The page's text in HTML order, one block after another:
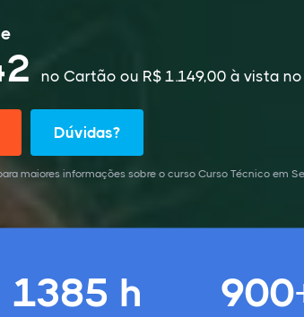
no Cartão ou R$ 1.149,00 à vista
Dúvidas?
maiores informações sobre o curso Curso Técnico em
1385 h